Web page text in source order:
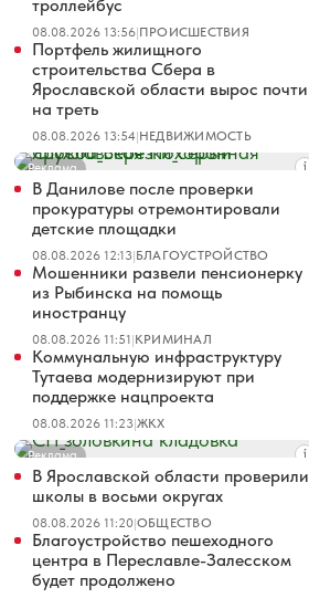
троллейбус
08.08.2026 13:56|ПРОИСШЕСТВИЯ
Портфель жилищного
строительства Сбера в
Ярославской области вырос почти
на треть
08.08.2026 13:54|НЕДВИЖИМОСТЬ
Реклама
В Данилове после проверки
прокуратуры отремонтировали
детские площадки
08.08.2026 12:13|БЛАГОУСТРОЙСТВО
Мошенники развели пенсионерку
из Рыбинска на помощь
иностранцу
08.08.2026 11:51|КРИМИНАЛ
Коммунальную инфраструктуру
Тутаева модернизируют при
поддержке нацпроекта
08.08.2026 11:23|ЖКХ
Реклама
В Ярославской области проверили
школы в восьми округах
08.08.2026 11:20|ОБЩЕСТВО
Благоустройство пешеходного
центра в Переславле-Залесском
будет продолжено